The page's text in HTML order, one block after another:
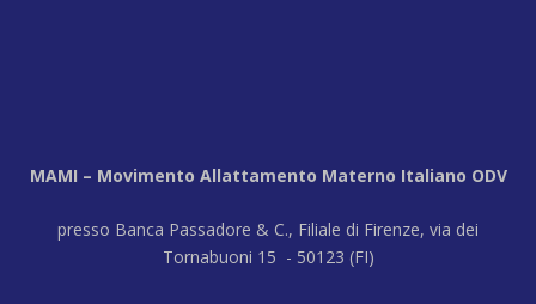
MAMI – Movimento Allattamento Materno Italiano ODV
presso Banca Passadore & C., Filiale di Firenze, via dei
Tornabuoni 15 - 50123 (FI)